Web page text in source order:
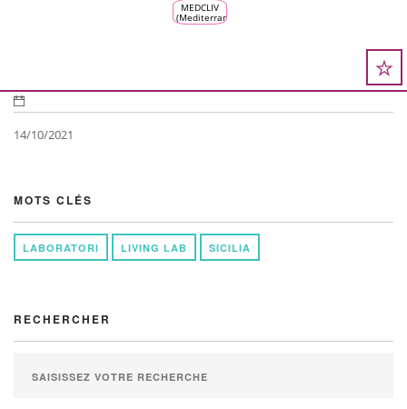
MEDCLIV
(Mediterranean
Climate
14/10/2021
MOTS CLÉS
LABORATORI LIVING LAB SICILIA
RECHERCHER